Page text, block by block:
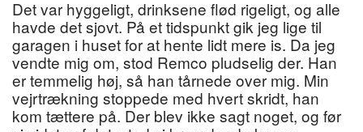
Det var hyggeligt, drinksene flød rigeligt, og alle
havde det sjovt. På et tidspunkt gik jeg lige til
garagen i huset for at hente lidt mere is. Da jeg
vendte mig om, stod Remco pludselig der. Han
er temmelig høj, så han tårnede over mig. Min
vejrtrækning stoppede med hvert skridt, han
kom tættere på. Der blev ikke sagt noget, og før